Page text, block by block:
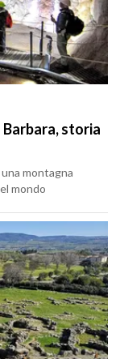
storia
montagna
mondo